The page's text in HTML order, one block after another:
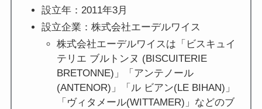
設立年：2011年3月
設立企業：株式会社エーデルワイス
株式会社エーデルワイスは「ビスキュイ
テリエ ブルトンヌ (BISCUITERIE
BRETONNE)」「アンテノール
(ANTENOR)」「ル ビアン(LE BIHAN)」
「ヴィタメール(WITTAMER)」などのブ